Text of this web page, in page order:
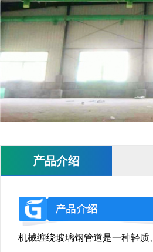
产品介绍
机械缠绕玻璃钢管道是一种轻